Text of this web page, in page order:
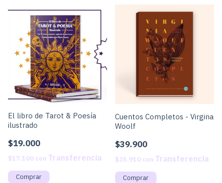
El libro de Tarot & Poesía
ilustrado
$19.000
$17.100 con
Cuentos Completos - Virgina
Woolf
$39.900
$35.910 con